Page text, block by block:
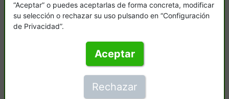
“Aceptar” o puedes aceptarlas de forma concreta, modificar
su selección o rechazar su uso pulsando en “Configuración
de Privacidad”.
Aceptar
Rechazar